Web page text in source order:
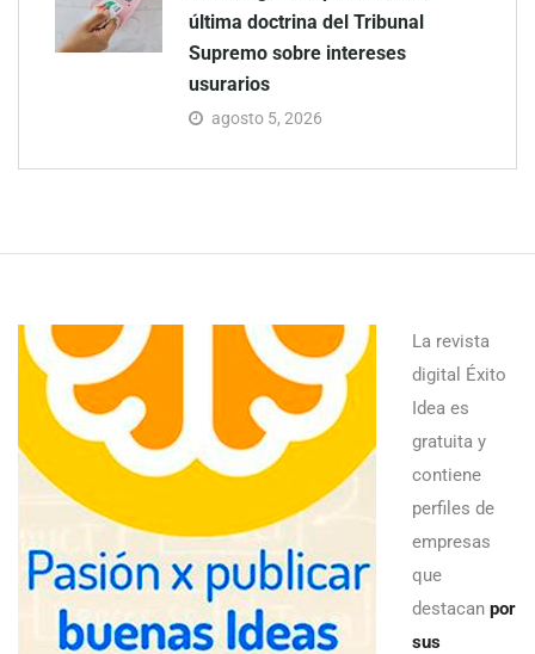
última doctrina del Tribunal
Supremo sobre intereses
usurarios
agosto 5, 2026
La revista
digital Éxito
Idea es
gratuita y
contiene
perfiles de
empresas
que
destacan por
sus